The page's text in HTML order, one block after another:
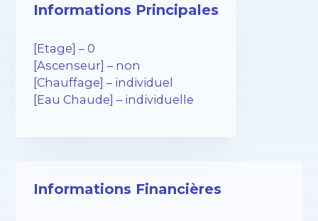
Informations Principales
[Etage] – 0
[Ascenseur] – non
[Chauffage] – individuel
[Eau Chaude] – individuelle
Informations Financières